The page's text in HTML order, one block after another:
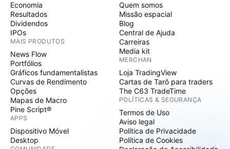
Economia
Resultados
Dividendos
IPOs
MAIS PRODUTOS
News Flow
Portfólios
Gráficos fundamentalistas
Curvas de Rendimento
Opções
Mapas de Macro
Pine Script®
APPS
Dispositivo Móvel
Desktop
Quem somos
Missão espacial
Blog
Central de Ajuda
Carreiras
Media kit
MERCHAN
Loja TradingView
Cartas de Tarô para traders
The C63 TradeTime
POLÍTICAS & SEGURANÇA
Termos de Uso
Aviso legal
Política de Privacidade
Política de Cookies